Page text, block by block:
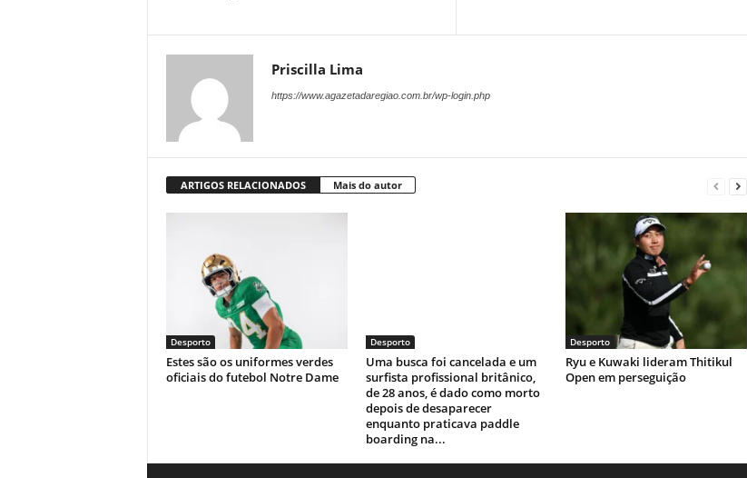
Priscilla Lima
https://www.agazetadaregiao.com.br/wp-login.php
ARTIGOS RELACIONADOS Mais do autor
Desporto
Estes são os uniformes verdes
oficiais do futebol Notre Dame
Desporto
Uma busca foi cancelada e um
surfista profissional britânico,
de 28 anos, é dado como morto
depois de desaparecer
enquanto praticava paddle
boarding na...
Desporto
Ryu e Kuwaki lideram Thitikul
Open em perseguição